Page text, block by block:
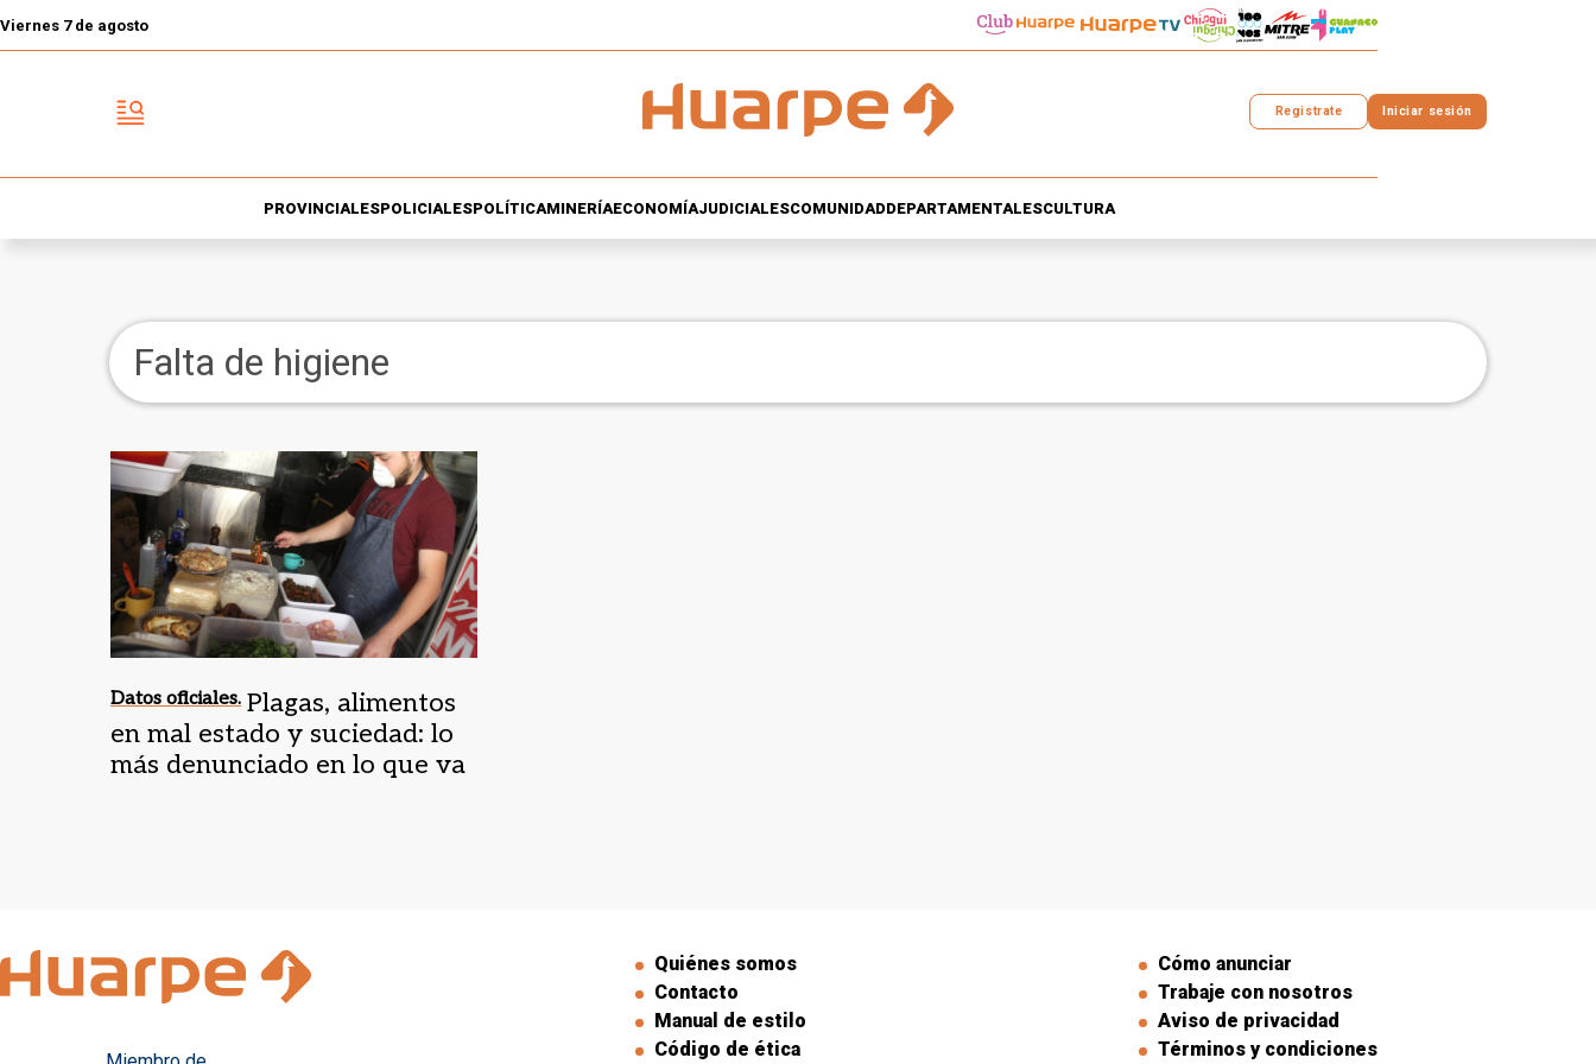
Viernes 7 de agosto
Registrate Iniciar sesión
PROVINCIALESPOLICIALESPOLÍTICAMINERÍAECONOMÍAJUDICIALESCOMUNIDADDEPARTAMENTALESCULTURA
Falta de higiene
Datos oficiales. Plagas, alimentos
en mal estado y suciedad: lo
más denunciado en lo que va
Quiénes somos
Contacto
Manual de estilo
Código de ética
Cómo anunciar
Trabaje con nosotros
Aviso de privacidad
Términos y condiciones